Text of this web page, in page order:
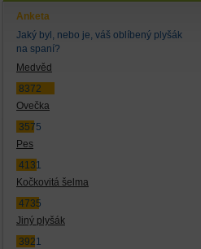
Anketa
Jaký byl, nebo je, váš oblíbený plyšák
na spaní?
Medvěd
8372
Ovečka
3575
Pes
4131
Kočkovitá šelma
4735
Jiný plyšák
3921